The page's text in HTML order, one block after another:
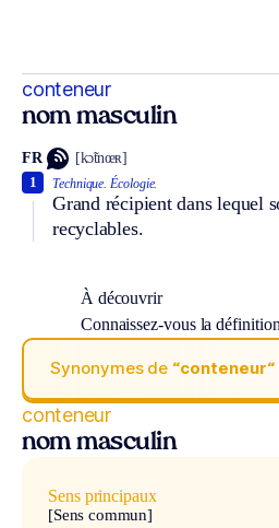
conteneur
nom masculin
FR [kɔ̃tnœʀ]
Technique. Écologie.
Grand récipient dans lequel
recyclables.
1
À découvrir
Connaissez-vous la
Synonymes de “conteneur“
conteneur
nom masculin
Sens principaux
[Sens commun]